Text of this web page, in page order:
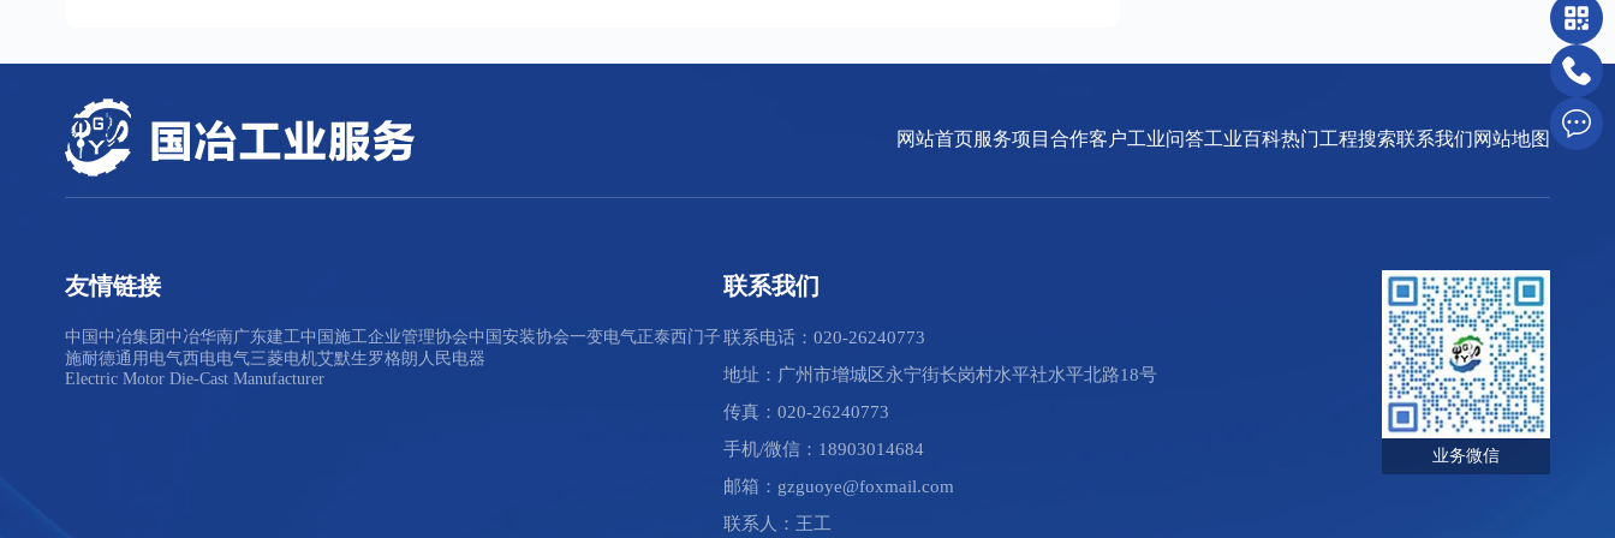
网站首页服务项目合作客户工业问答工业百科热门工程搜索联系我们网站地图
友情链接
中国中冶集团 中冶华南广东建工中国施工企业管理协会中国安装协会一变电气正泰西门子
施耐德通用电气西电电气三菱电机艾默生罗格朗 人民电器
Electric Motor Die-Cast Manufacturer
联系我们
联系电话：020-26240773
地址：广州市增城区永宁街长岗村水平社水平北路18号
传真：020-26240773
手机/微信：18903014684
邮箱：gzguoye@foxmail.com
联系人：王工
业务微信